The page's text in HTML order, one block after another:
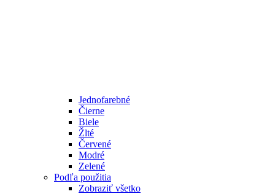
Jednofarebné
Čierne
Biele
Žlté
Červené
Modré
Zelené
Podľa použitia
Zobraziť všetko